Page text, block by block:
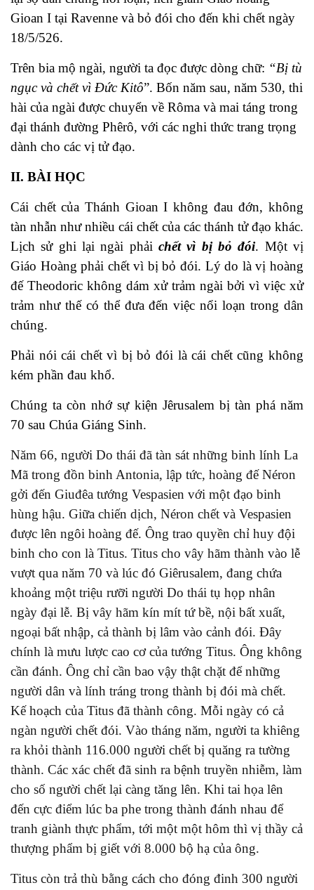
Gioan I tại Ravenne và bỏ đói cho đến khi chết ngày
18/5/526.
Trên bia mộ ngài, người ta đọc được dòng chữ: “Bị tù
ngục và chết vì Đức Kitô”. Bốn năm sau, năm 530, thi
hài của ngài được chuyển về Rôma và mai táng trong
đại thánh đường Phêrô, với các nghi thức trang trọng
dành cho các vị tử đạo.
II. BÀI HỌC
Cái chết của Thánh Gioan I không đau đớn, không
tàn nhẫn như nhiều cái chết của các thánh tử đạo khác.
Lịch sử ghi lại ngài phải chết vì bị bỏ đói. Một vị
Giáo Hoàng phải chết vì bị bỏ đói. Lý do là vị hoàng
đế Theodoric không dám xử trảm ngài bởi vì việc xử
trảm như thế có thể đưa đến việc nổi loạn trong dân
chúng.
Phải nói cái chết vì bị bỏ đói là cái chết cũng không
kém phần đau khổ.
Chúng ta còn nhớ sự kiện Jêrusalem bị tàn phá năm
70 sau Chúa Giáng Sinh.
Năm 66, người Do thái đã tàn sát những binh lính La
Mã trong đồn binh Antonia, lập tức, hoàng đế Néron
gởi đến Giuđêa tướng Vespasien với một đạo binh
hùng hậu. Giữa chiến dịch, Néron chết và Vespasien
được lên ngôi hoàng đế. Ông trao quyền chỉ huy đội
binh cho con là Titus. Titus cho vây hãm thành vào lễ
vượt qua năm 70 và lúc đó Giêrusalem, đang chứa
khoảng một triệu rưỡi người Do thái tụ họp nhân
ngày đại lễ. Bị vây hãm kín mít tứ bề, nội bất xuất,
ngoại bất nhập, cả thành bị lâm vào cảnh đói. Đây
chính là mưu lược cao cơ của tướng Titus. Ông không
cần đánh. Ông chỉ cần bao vậy thật chặt để những
người dân và lính tráng trong thành bị đói mà chết.
Kế hoạch của Titus đã thành công. Mỗi ngày có cả
ngàn người chết đói. Vào tháng năm, người ta khiêng
ra khỏi thành 116.000 người chết bị quăng ra tường
thành. Các xác chết đã sinh ra bệnh truyền nhiễm, làm
cho số người chết lại càng tăng lên. Khi tai họa lên
đến cực điểm lúc ba phe trong thành đánh nhau để
tranh giành thực phẩm, tới một một hôm thì vị thầy cả
thượng phẩm bị giết với 8.000 bộ hạ của ông.
Titus còn trả thù bằng cách cho đóng đinh 300 người